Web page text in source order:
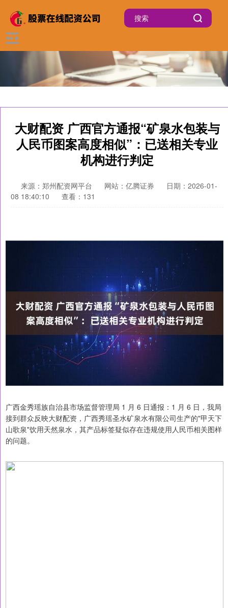
大财配资 广西官方通报“矿泉水包装与
人民币图案高度相似”：已送相关专业
机构进行判定
来源：郑州配资网平台 网站：亿腾证券
日期：2026-01-
08 18:40:10
查看：131
广西金秀瑶族自治县市场监督管理局 1 月 6 日通报：1 月 6 日，我局
接到群众反映大财配资，广西秀瑶圣水矿泉水有限公司生产的"甲天下
山歌泉"饮用天然泉水，其产品标签疑似存在违规使用人民币相关图样
的问题。